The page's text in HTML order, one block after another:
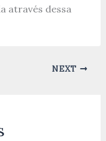
através dessa
NEXT